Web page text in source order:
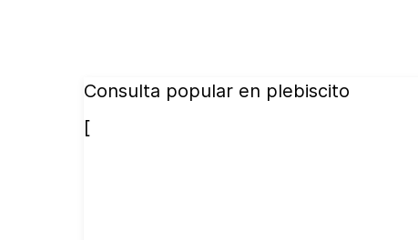
Consulta popular en plebiscito
[